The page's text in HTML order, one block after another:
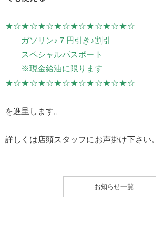
★☆★☆★☆★☆★☆★☆★☆★☆
ガソリン♪７円引き♪割引
スペシャルパスポート
※現金給油に限ります
★☆★☆★☆★☆★☆★☆★☆★☆
を進呈します。
詳しくは店頭スタッフにお声掛け下さい。
お知らせ一覧